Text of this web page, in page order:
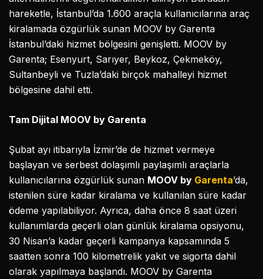
hareketle, İstanbul’da 1.600 araçla kullanıcılarına araç
kiralamada özgürlük sunan MOOV by Garenta
İstanbul’daki hizmet bölgesini genişletti. MOOV by
Garenta; Esenyurt, Sarıyer, Beykoz, Çekmeköy,
Sultanbeyli ve Tuzla’daki birçok mahalleyi hizmet
bölgesine dahil etti.
Tam Dijital MOOV by Garenta
Şubat ayı itibarıyla İzmir’de de hizmet vermeye
başlayan ve serbest dolaşımlı paylaşımlı araçlarla
kullanıcılarına özgürlük sunan MOOV by Garenta’da,
istenilen süre kadar kiralama ve kullanılan süre kadar
ödeme yapılabiliyor. Ayrıca, daha önce 8 saat üzeri
kullanımlarda geçerli olan günlük kiralama opsiyonu,
30 Nisan’a kadar geçerli kampanya kapsamında 5
saatten sonra 100 kilometrelik yakıt ve sigorta dahil
olarak yapılmaya başlandı. MOOV by Garenta